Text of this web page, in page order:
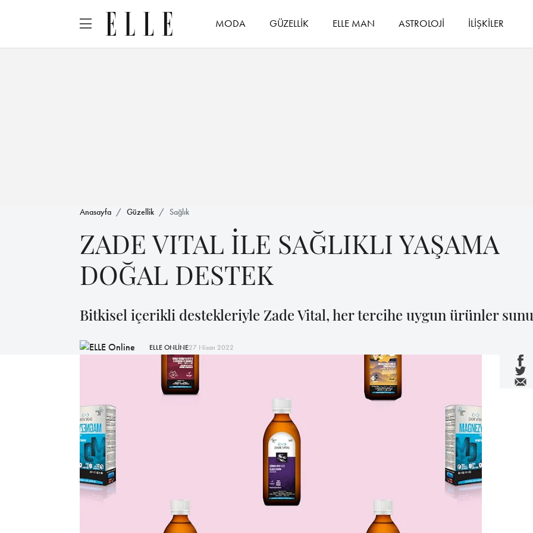
MODA GÜZELLİK ELLE MAN ASTROLOJİ İLİŞKİLER
Anasayfa Güzellik Sağlık
ZADE VITAL İLE SAĞLIKLI YAŞAMA
DOĞAL DESTEK
Bitkisel içerikli destekleriyle Zade Vital, her tercihe uygun ürünler
ELLE ONLİNE27 Nisan 2022